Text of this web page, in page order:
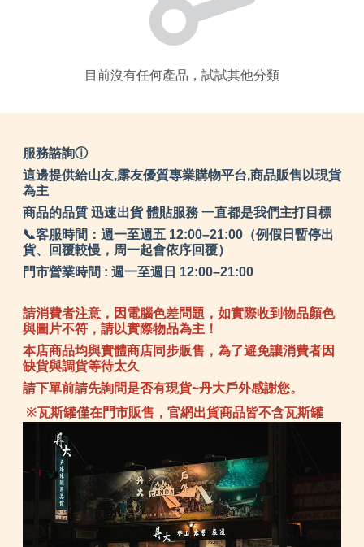
目前沒有任何產品，試試其他分類
服務諮詢ⓘ
這邊提供給山友,露友優質專業購物平台,商品販售以現貨
為主
商品的品質 迅速出貨 體貼服務 一直都是我們主打目標
📞客服時間：週一至週五 12:00–21:00（例假日暫停出
貨、回覆較慢，周一起會依序回覆）
門市營業時間 : 週一至週日 12:00–21:00
請消費者注意，因電腦色差問題，如實際收到物品顏色
與圖片不符，請以實際物品為主！
本店商品均與實體商店同步販售，為了避免讓消費者因
缺貨與調貨等待太久
請下單前請先詢問是否有現貨~丹大戶外感謝您。
※瓦斯罐僅在門市販售，官網出貨商品皆不含瓦斯罐